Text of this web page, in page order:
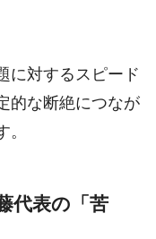
に対するスピード
的な断絶につなが
代表の「苦